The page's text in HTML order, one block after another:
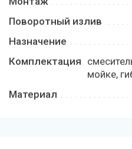
Поворотный излив
Назначение
Комплектация
мойке,
Материал